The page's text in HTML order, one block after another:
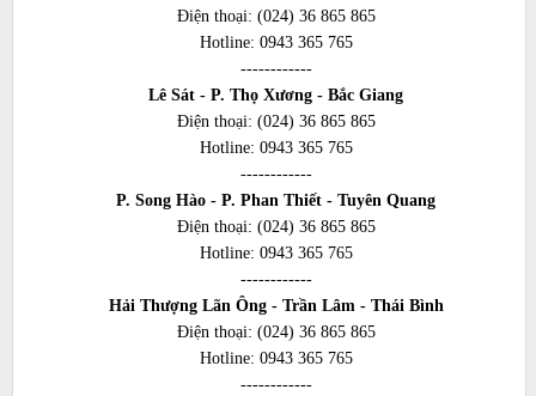
Điện thoại: (024) 36 865 865
Hotline: 0943 365 765
------------
Lê Sát - P. Thọ Xương - Bắc Giang
Điện thoại: (024) 36 865 865
Hotline: 0943 365 765
------------
P. Song Hào - P. Phan Thiết - Tuyên Quang
Điện thoại: (024) 36 865 865
Hotline: 0943 365 765
------------
Hải Thượng Lãn Ông - Trần Lâm - Thái Bình
Điện thoại: (024) 36 865 865
Hotline: 0943 365 765
------------